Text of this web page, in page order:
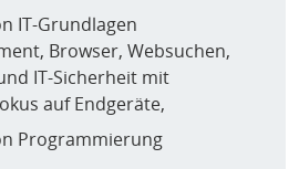
IT-Grundlagen
Browser, Websuchen,
IT-Sicherheit mit
auf Endgeräte,
Programmierung